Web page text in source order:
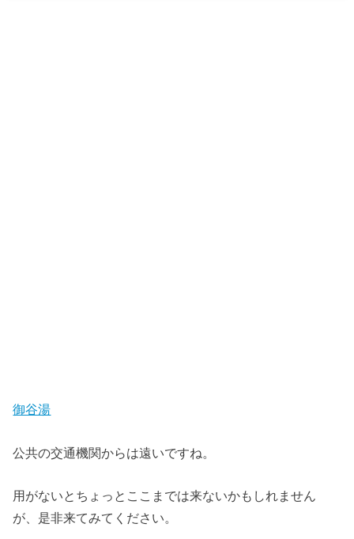
御谷湯
公共の交通機関からは遠いですね。
用がないとちょっとここまでは来ないかもしれません
が、是非来てみてください。